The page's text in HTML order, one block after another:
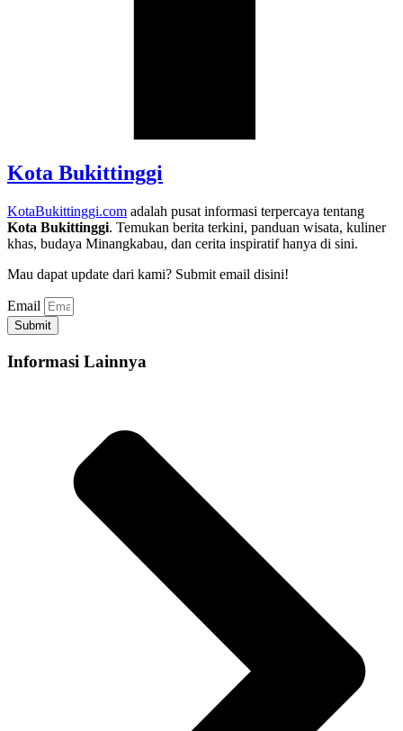
Kota Bukittinggi
KotaBukittinggi.com adalah pusat informasi terpercaya tentang
Kota Bukittinggi. Temukan berita terkini, panduan wisata, kuliner
khas, budaya Minangkabau, dan cerita inspiratif hanya di sini.
Mau dapat update dari kami? Submit email disini!
Email
Submit
Informasi Lainnya